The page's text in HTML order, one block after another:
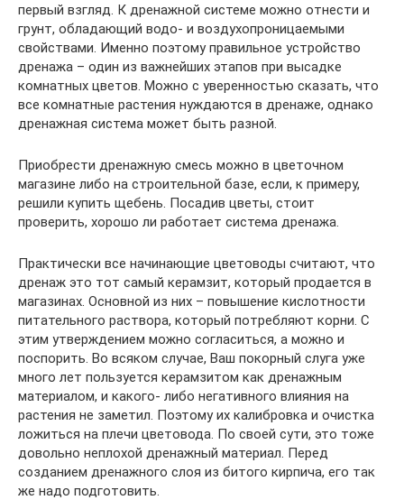
первый взгляд. К дренажной системе можно отнести и
грунт, обладающий водо- и воздухопроницаемыми
свойствами. Именно поэтому правильное устройство
дренажа – один из важнейших этапов при высадке
комнатных цветов. Можно с уверенностью сказать, что
все комнатные растения нуждаются в дренаже, однако
дренажная система может быть разной.
Приобрести дренажную смесь можно в цветочном
магазине либо на строительной базе, если, к примеру,
решили купить щебень. Посадив цветы, стоит
проверить, хорошо ли работает система дренажа.
Практически все начинающие цветоводы считают, что
дренаж это тот самый керамзит, который продается в
магазинах. Основной из них – повышение кислотности
питательного раствора, который потребляют корни. С
этим утверждением можно согласиться, а можно и
поспорить. Во всяком случае, Ваш покорный слуга уже
много лет пользуется керамзитом как дренажным
материалом, и какого- либо негативного влияния на
растения не заметил. Поэтому их калибровка и очистка
ложиться на плечи цветовода. По своей сути, это тоже
довольно неплохой дренажный материал. Перед
созданием дренажного слоя из битого кирпича, его так
же надо подготовить.